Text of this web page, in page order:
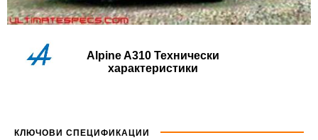
Alpine A310 Технически
характеристики
КЛЮЧОВИ СПЕЦИФИКАЦИИ